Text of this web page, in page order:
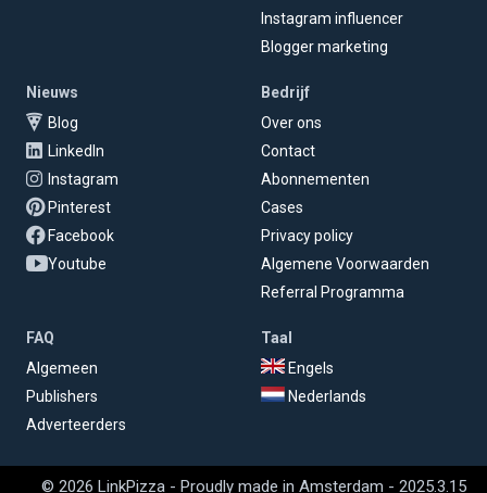
Instagram influencer
Blogger marketing
Nieuws
Blog
LinkedIn
Instagram
Pinterest
Facebook
Youtube
Bedrijf
Over ons
Contact
Abonnementen
Cases
Privacy policy
Algemene Voorwaarden
Referral Programma
FAQ
Algemeen
Publishers
Adverteerders
Taal
Engels
Nederlands
© 2026 LinkPizza - Proudly made in Amsterdam - 2025.3.15